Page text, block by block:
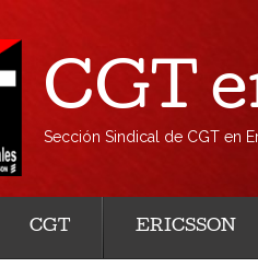
CGT
Sección Sindical de CGT en
CGT ERICSSON